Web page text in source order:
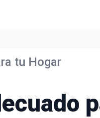
tu Hogar